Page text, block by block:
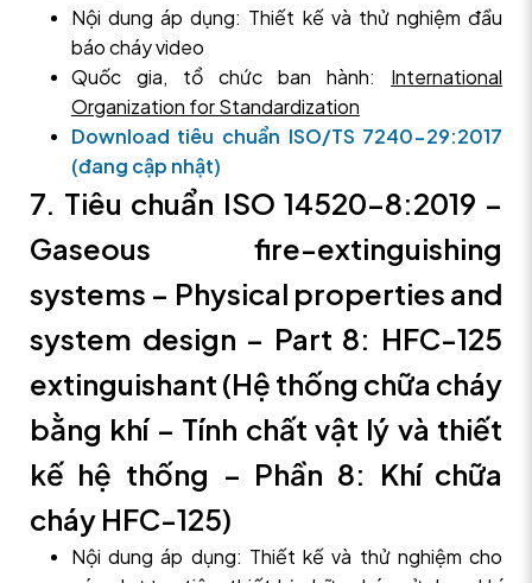
Nội dung áp dụng: Thiết kế và thử nghiệm đầu
báo cháy video
Quốc gia, tổ chức ban hành: International
Organization for Standardization
Download tiêu chuẩn ISO/TS 7240-29:2017
(đang cập nhật)
7. Tiêu chuẩn ISO 14520-8:2019 –
Gaseous fire-extinguishing
systems – Physical properties and
system design – Part 8: HFC-125
extinguishant (Hệ thống chữa cháy
bằng khí – Tính chất vật lý và thiết
kế hệ thống – Phần 8: Khí chữa
cháy HFC-125)
Nội dung áp dụng: Thiết kế và thử nghiệm cho